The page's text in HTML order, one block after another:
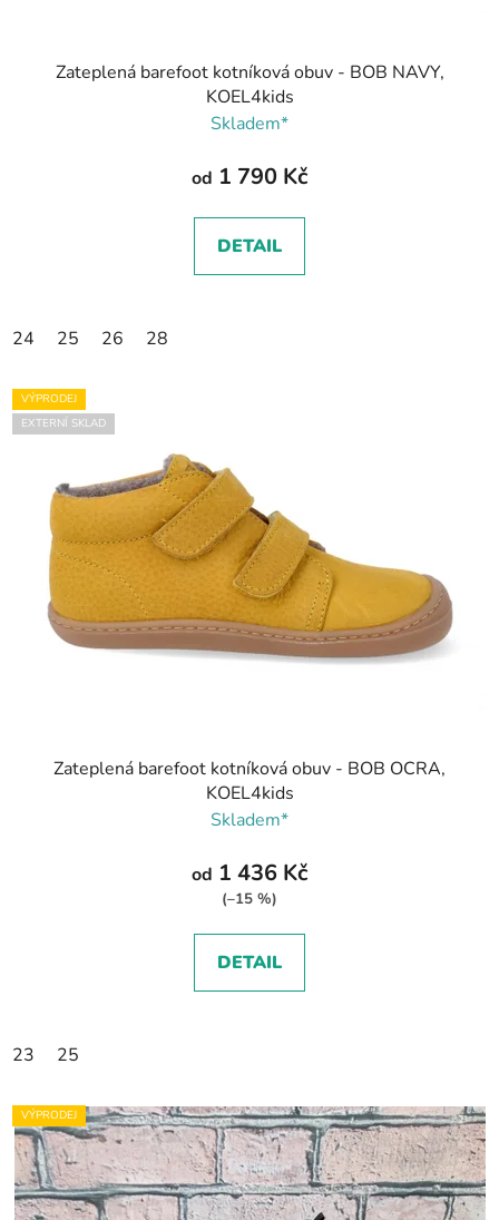
Zateplená barefoot kotníková obuv - BOB NAVY,
KOEL4kids
Skladem*
od 1 790 Kč
DETAIL
24 25 26 28
VÝPRODEJ
EXTERNÍ SKLAD
Zateplená barefoot kotníková obuv - BOB OCRA,
KOEL4kids
Skladem*
od 1 436 Kč
(–15 %)
DETAIL
23 25
VÝPRODEJ